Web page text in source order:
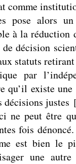
comme
pose alors
à la réduction
décision
statuts
par
qu’il existe une
justes
ne peut être
fois
est bien le
une